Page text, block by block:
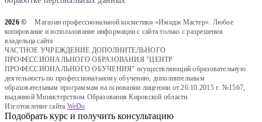
2026 ©
Магазин профессиональной косметики «Имидж Мастер». Любое
копирование и использование информации с сайта только с разрешения
владельца сайта
ЧАСТНОЕ УЧРЕЖДЕНИЕ ДОПОЛНИТЕЛЬНОГО
ПРОФЕССИОНАЛЬНОГО ОБРАЗОВАНИЯ "ЦЕНТР
ПРОФЕССИОНАЛЬНОГО ОБУЧЕНИЯ" осуществляющий образовательную
деятельность по профессиональному обучению, дополнительным
образовательным программам на основании лицензии от 26.10.2015 г. №1567,
выданной Министерством Образования Кировской области.
Изготовление сайта WeDo
Подобрать курс и получить консультацию